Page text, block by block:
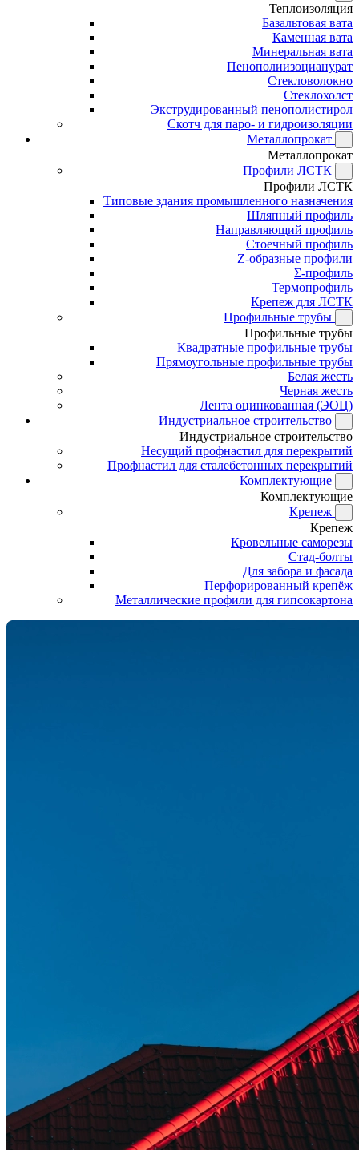
Теплоизоляция
Базальтовая вата
Каменная вата
Минеральная вата
Пенополиизоцианурат
Стекловолокно
Стеклохолст
Экструдированный пенополистирол
Скотч для паро- и гидроизоляции
Металлопрокат
Металлопрокат
Профили ЛСТК
Профили ЛСТК
Типовые здания промышленного назначения
Шляпный профиль
Направляющий профиль
Стоечный профиль
Z-образные профили
Σ-профиль
Термопрофиль
Крепеж для ЛСТК
Профильные трубы
Профильные трубы
Квадратные профильные трубы
Прямоугольные профильные трубы
Белая жесть
Черная жесть
Лента оцинкованная (ЭОЦ)
Индустриальное строительство
Индустриальное строительство
Несущий профнастил для перекрытий
Профнастил для сталебетонных перекрытий
Комплектующие
Комплектующие
Крепеж
Крепеж
Кровельные саморезы
Стад-болты
Для забора и фасада
Перфорированный крепёж
Металлические профили для гипсокартона